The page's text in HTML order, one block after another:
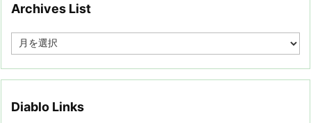
Archives List
e
Diablo Links